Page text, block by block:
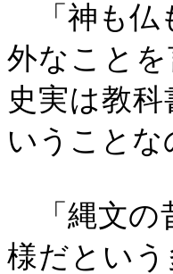
「神も仏
外なこと
史実は教
いうことな
「縄文の
様だとい